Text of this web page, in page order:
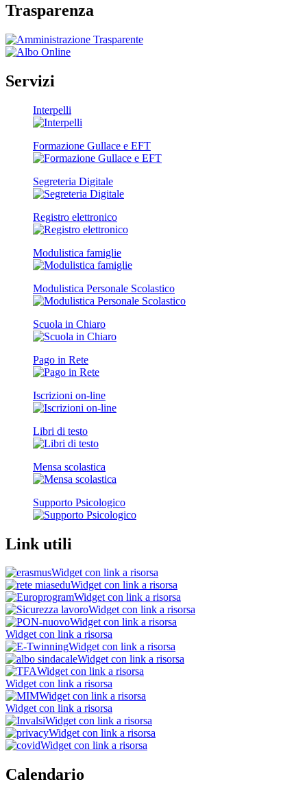
Trasparenza
Servizi
Interpelli
Formazione Gullace e EFT
Segreteria Digitale
Registro elettronico
Modulistica famiglie
Modulistica Personale Scolastico
Scuola in Chiaro
Pago in Rete
Iscrizioni on-line
Libri di testo
Mensa scolastica
Supporto Psicologico
Link utili
Widget con link a risorsa
Widget con link a risorsa
Widget con link a risorsa
Widget con link a risorsa
Widget con link a risorsa
Widget con link a risorsa
Widget con link a risorsa
Widget con link a risorsa
Widget con link a risorsa
Widget con link a risorsa
Widget con link a risorsa
Widget con link a risorsa
Widget con link a risorsa
Widget con link a risorsa
Widget con link a risorsa
Calendario